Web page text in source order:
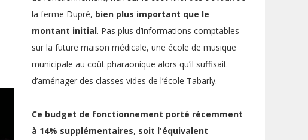
la ferme Dupré, bien plus important que le
montant initial. Pas plus d’informations comptables
sur la future maison médicale, une école de musique
municipale au coût pharaonique alors qu’il suffisait
d’aménager des classes vides de l’école Tabarly.
Ce budget de fonctionnement porté récemment
à 14% supplémentaires, soit l'équivalent